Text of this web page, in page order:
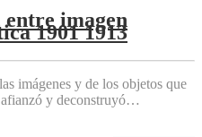
imagen
1901 1913
imágenes y de los objetos que
afianzó y deconstruyó…